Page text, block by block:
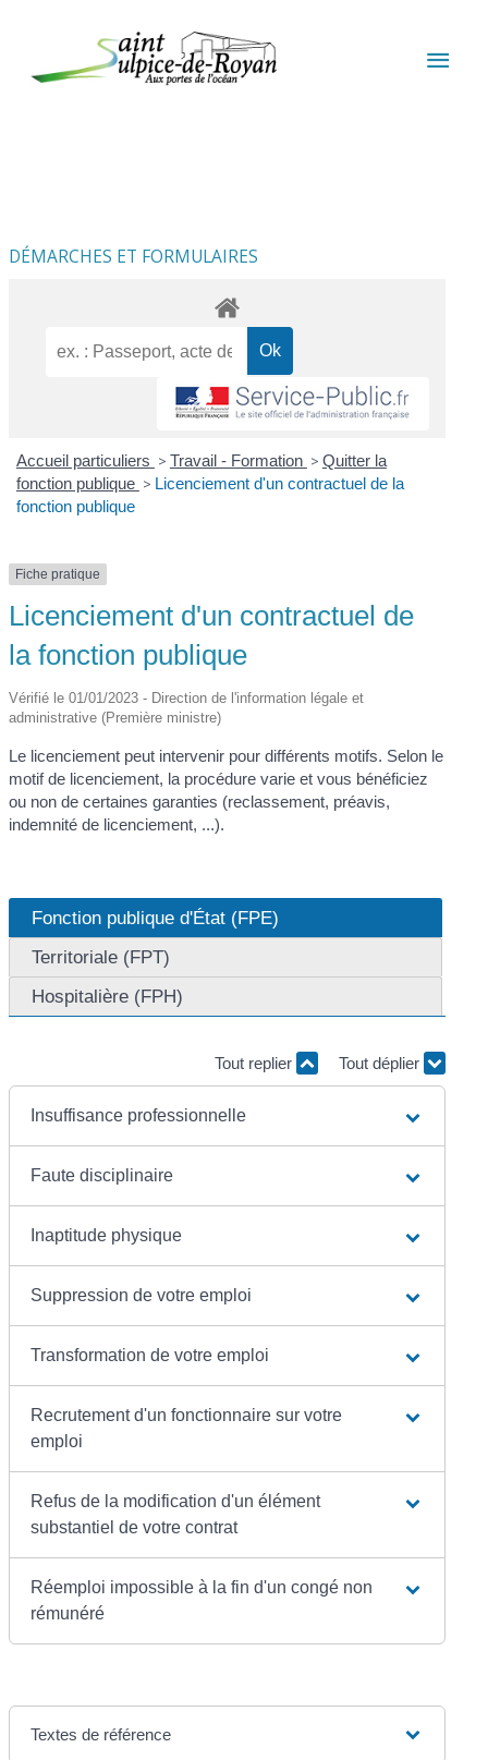
DÉMARCHES ET FORMULAIRES
Accueil particuliers > Travail - Formation > Quitter la
fonction publique > Licenciement d'un contractuel de la
fonction publique
Fiche pratique
Licenciement d'un contractuel de
la fonction publique
Vérifié le 01/01/2023 - Direction de l'information légale et
administrative (Première ministre)
Le licenciement peut intervenir pour différents motifs. Selon le
motif de licenciement, la procédure varie et vous bénéficiez
ou non de certaines garanties (reclassement, préavis,
indemnité de licenciement, ...).
Fonction publique d'État (FPE)
Territoriale (FPT)
Hospitalière (FPH)
Tout replier Tout déplier
Insuffisance professionnelle
Faute disciplinaire
Inaptitude physique
Suppression de votre emploi
Transformation de votre emploi
Recrutement d'un fonctionnaire sur votre
emploi
Refus de la modification d'un élément
substantiel de votre contrat
Réemploi impossible à la fin d'un congé non
rémunéré
Textes de référence